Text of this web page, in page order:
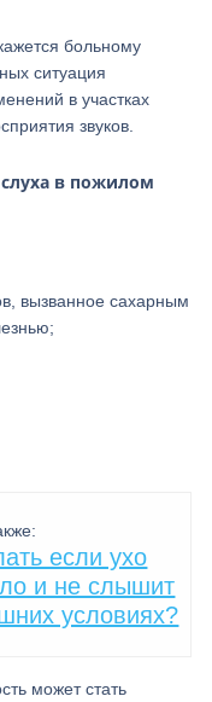
больному
ситуация
в участках
звуков.
в пожилом
вызванное сахарным
если ухо
и не слышит
условиях?
может стать